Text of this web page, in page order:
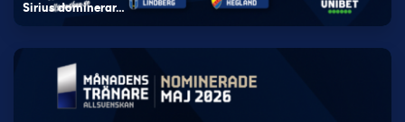
Sirius dominerar…